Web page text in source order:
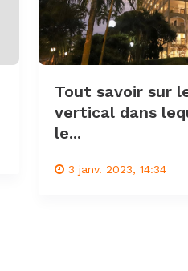
Tout savoir sur
vertical dans
le...
3 janv. 2023, 14:34